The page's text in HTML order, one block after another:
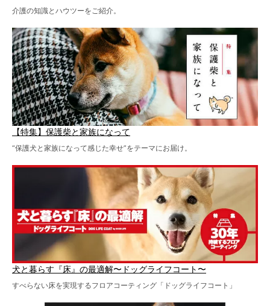
介護の知識とハウツーをご紹介。
【特集】保護柴と家族になって
“保護犬と家族になって感じた幸せ”をテーマにお届け。
犬と暮らす『床』の最適解〜ドッグライフコート〜
すべらない床を実現するフロアコーティング「ドッグライフコート」